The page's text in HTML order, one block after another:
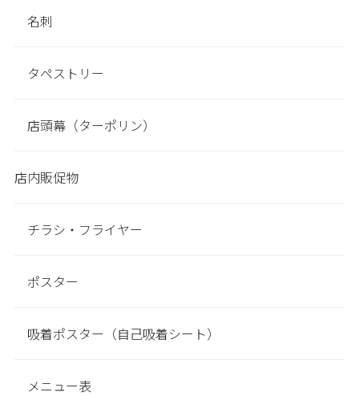
名刺
タペストリー
店頭幕（ターポリン）
店内販促物
チラシ・フライヤー
ポスター
吸着ポスター（自己吸着シート）
メニュー表